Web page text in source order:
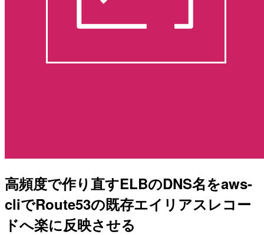
高頻度で作り直すELBのDNS名をaws-
cliでRoute53の既存エイリアスレコー
ドへ楽に反映させる